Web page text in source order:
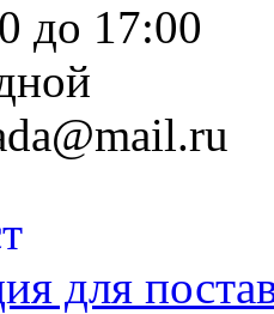
до 17:00
для